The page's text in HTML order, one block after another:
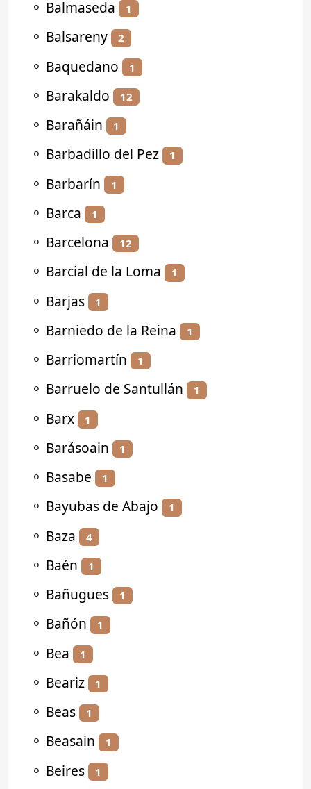
⚬ Balmaseda 1
⚬ Balsareny 2
⚬ Baquedano 1
⚬ Barakaldo 12
⚬ Barañáin 1
⚬ Barbadillo del Pez 1
⚬ Barbarín 1
⚬ Barca 1
⚬ Barcelona 12
⚬ Barcial de la Loma 1
⚬ Barjas 1
⚬ Barniedo de la Reina 1
⚬ Barriomartín 1
⚬ Barruelo de Santullán 1
⚬ Barx 1
⚬ Barásoain 1
⚬ Basabe 1
⚬ Bayubas de Abajo 1
⚬ Baza 4
⚬ Baén 1
⚬ Bañugues 1
⚬ Bañón 1
⚬ Bea 1
⚬ Beariz 1
⚬ Beas 1
⚬ Beasain 1
⚬ Beires 1